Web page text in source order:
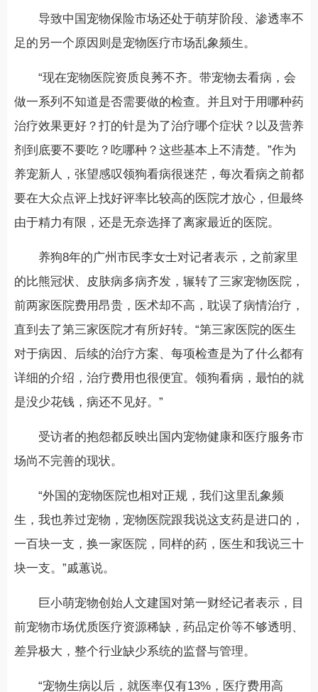
导致中国宠物保险市场还处于萌芽阶段、渗透率不
足的另一个原因则是宠物医疗市场乱象频生。
“现在宠物医院资质良莠不齐。带宠物去看病，会
做一系列不知道是否需要做的检查。并且对于用哪种药
治疗效果更好？打的针是为了治疗哪个症状？以及营养
剂到底要不要吃？吃哪种？这些基本上不清楚。”作为
养宠新人，张望感叹领狗看病很迷茫，每次看病之前都
要在大众点评上找好评率比较高的医院才放心，但最终
由于精力有限，还是无奈选择了离家最近的医院。
养狗8年的广州市民李女士对记者表示，之前家里
的比熊冠状、皮肤病多病齐发，辗转了三家宠物医院，
前两家医院费用昂贵，医术却不高，耽误了病情治疗，
直到去了第三家医院才有所好转。“第三家医院的医生
对于病因、后续的治疗方案、每项检查是为了什么都有
详细的介绍，治疗费用也很便宜。领狗看病，最怕的就
是没少花钱，病还不见好。”
受访者的抱怨都反映出国内宠物健康和医疗服务市
场尚不完善的现状。
“外国的宠物医院也相对正规，我们这里乱象频
生，我也养过宠物，宠物医院跟我说这支药是进口的，
一百块一支，换一家医院，同样的药，医生和我说三十
块一支。”戚蕙说。
巨小萌宠物创始人文建国对第一财经记者表示，目
前宠物市场优质医疗资源稀缺，药品定价等不够透明、
差异极大，整个行业缺少系统的监督与管理。
“宠物生病以后，就医率仅有13%，医疗费用高